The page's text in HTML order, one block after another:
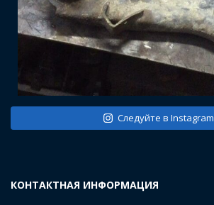
Следуйте в Instagram
КОНТАКТНАЯ ИНФОРМАЦИЯ